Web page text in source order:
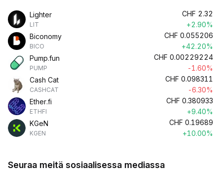
Lighter
LIT
CHF 2.32
+2.90%
Biconomy
BICO
CHF 0.055206
+42.20%
Pump.fun
PUMP
CHF 0.00229224
-1.60%
Cash Cat
CASHCAT
CHF 0.098311
-6.30%
Ether.fi
ETHFI
CHF 0.380933
+9.40%
KGeN
KGEN
CHF 0.19689
+10.00%
Seuraa meitä sosiaalisessa mediassa